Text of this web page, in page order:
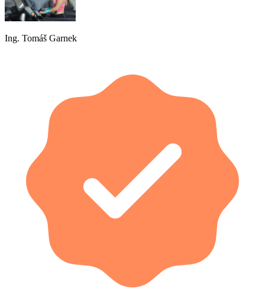
Ing. Tomáš Garnek